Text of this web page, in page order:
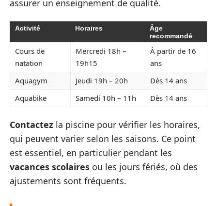
assurer un enseignement de qualité.
Activité Horaires
Âge
recommandé
Cours de
natation
Mercredi 18h –
19h15
À partir de 16
ans
Aquagym
Jeudi 19h – 20h
Dès 14 ans
Aquabike
Samedi 10h – 11h Dès 14 ans
Contactez la piscine pour vérifier les horaires,
qui peuvent varier selon les saisons. Ce point
est essentiel, en particulier pendant les
vacances scolaires ou les jours fériés, où des
ajustements sont fréquents.